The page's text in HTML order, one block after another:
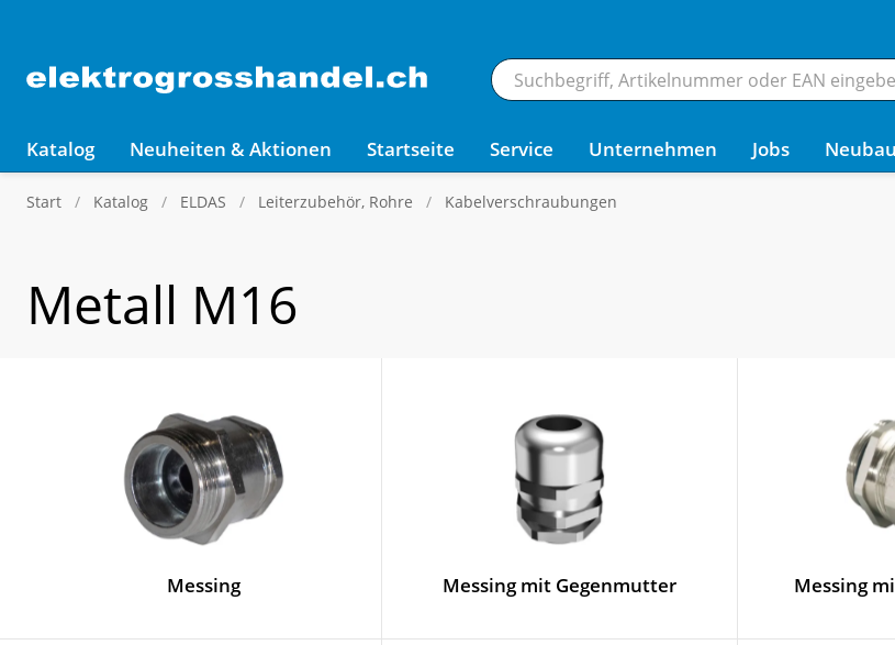
Katalog Neuheiten & Aktionen Startseite Service Unternehmen Jobs
Start Katalog ELDAS Leiterzubehör, Rohre Kabelverschraubungen
Metall M16
Messing Messing mit Gegenmutter Messing